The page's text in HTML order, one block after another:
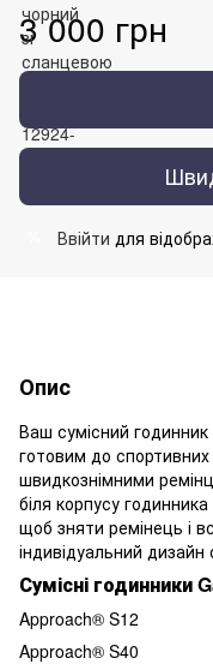
3 000 грн
Ввійти для
Опис
Ваш сумісний
готовим до
швидкознімними
біля корпусу
щоб зняти ремінець і
індивідуальний дизайн
Сумісні годинники
Approach® S12
Approach® S40